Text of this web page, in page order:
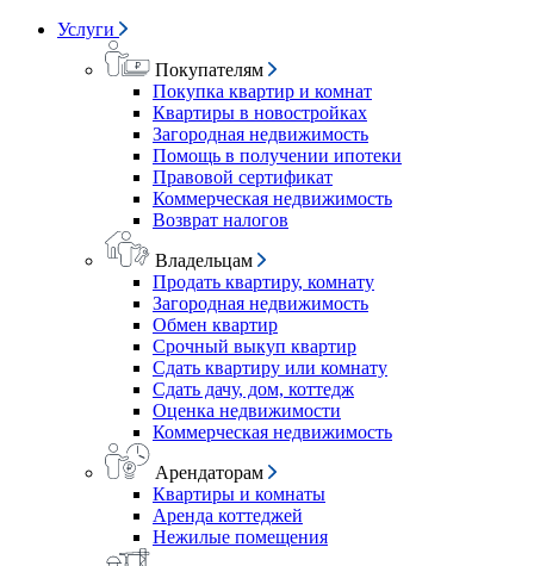
Услуги
Покупателям
Покупка квартир и комнат
Квартиры в новостройках
Загородная недвижимость
Помощь в получении ипотеки
Правовой сертификат
Коммерческая недвижимость
Возврат налогов
Владельцам
Продать квартиру, комнату
Загородная недвижимость
Обмен квартир
Срочный выкуп квартир
Сдать квартиру или комнату
Сдать дачу, дом, коттедж
Оценка недвижимости
Коммерческая недвижимость
Арендаторам
Квартиры и комнаты
Аренда коттеджей
Нежилые помещения